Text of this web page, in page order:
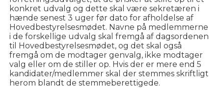
konkret udvalg og dette skal være sekretæren i
hænde senest 3 uger før dato for afholdelse af
Hovedbestyrelsesmødet. Navne på medlemmerne
i de forskellige udvalg skal fremgå af dagsordenen
til Hovedbestyrelsesmødet, og det skal også
fremgå om de modtager genvalg, ikke modtager
valg eller om de stiller op. Hvis der er mere end 5
kandidater/medlemmer skal der stemmes skriftligt
herom blandt de stemmeberettigede.